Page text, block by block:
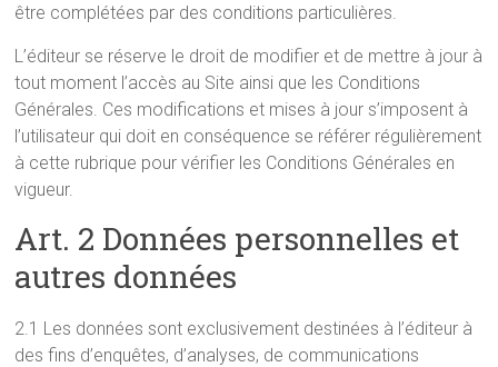
être complétées par des conditions particulières.
L’éditeur se réserve le droit de modifier et de mettre à jour à
tout moment l’accès au Site ainsi que les Conditions
Générales. Ces modifications et mises à jour s’imposent à
l’utilisateur qui doit en conséquence se référer régulièrement
à cette rubrique pour vérifier les Conditions Générales en
vigueur.
Art. 2 Données personnelles et
autres données
2.1 Les données sont exclusivement destinées à l’éditeur à
des fins d’enquêtes, d’analyses, de communications